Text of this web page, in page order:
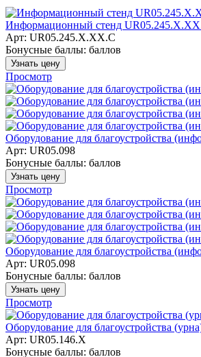
Информационный стенд
Арт: UR05.245.X.XX.C
Бонусные баллы: баллов
Узнать цену
Просмотр
Оборудование для благоустройства
Арт: UR05.098
Бонусные баллы: баллов
Узнать цену
Просмотр
Оборудование для благоустройства
Арт: UR05.098
Бонусные баллы: баллов
Узнать цену
Просмотр
Оборудование для благоустройства
Арт: UR05.146.Х
Бонусные баллы: баллов